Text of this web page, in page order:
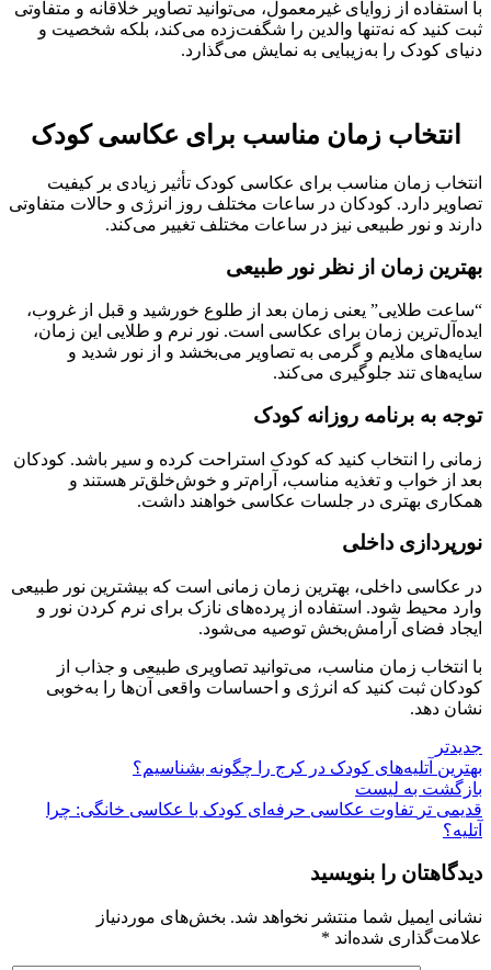
با استفاده از زوایای غیرمعمول، می‌توانید تصاویر خلاقانه و متفاوتی
ثبت کنید که نه‌تنها والدین را شگفت‌زده می‌کند، بلکه شخصیت و
دنیای کودک را به‌زیبایی به نمایش می‌گذارد.
انتخاب زمان مناسب برای عکاسی کودک
انتخاب زمان مناسب برای عکاسی کودک تأثیر زیادی بر کیفیت
تصاویر دارد. کودکان در ساعات مختلف روز انرژی و حالات متفاوتی
دارند و نور طبیعی نیز در ساعات مختلف تغییر می‌کند.
بهترین زمان از نظر نور طبیعی
“ساعت طلایی” یعنی زمان بعد از طلوع خورشید و قبل از غروب،
ایده‌آل‌ترین زمان برای عکاسی است. نور نرم و طلایی این زمان،
سایه‌های ملایم و گرمی به تصاویر می‌بخشد و از نور شدید و
سایه‌های تند جلوگیری می‌کند.
توجه به برنامه روزانه کودک
زمانی را انتخاب کنید که کودک استراحت کرده و سیر باشد. کودکان
بعد از خواب و تغذیه مناسب، آرام‌تر و خوش‌خلق‌تر هستند و
همکاری بهتری در جلسات عکاسی خواهند داشت.
نورپردازی داخلی
در عکاسی داخلی، بهترین زمان زمانی است که بیشترین نور طبیعی
وارد محیط شود. استفاده از پرده‌های نازک برای نرم کردن نور و
ایجاد فضای آرامش‌بخش توصیه می‌شود.
با انتخاب زمان مناسب، می‌توانید تصاویری طبیعی و جذاب از
کودکان ثبت کنید که انرژی و احساسات واقعی آن‌ها را به‌خوبی
نشان دهد.
جدیدتر
بهترین آتلیه‌های کودک در کرج را چگونه بشناسیم؟
بازگشت به لیست
قدیمی تر تفاوت عکاسی حرفه‌ای کودک با عکاسی خانگی: چرا
آتلیه؟
دیدگاهتان را بنویسید
نشانی ایمیل شما منتشر نخواهد شد. بخش‌های موردنیاز
علامت‌گذاری شده‌اند *